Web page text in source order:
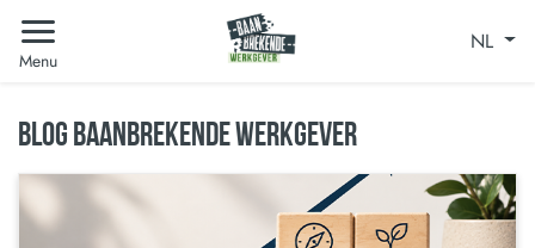
Menu
NL
BLOG BAANBREKENDE WERKGEVER